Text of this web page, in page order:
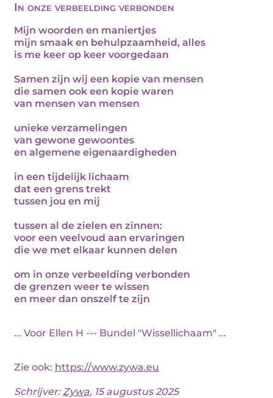
In onze verbeelding verbonden
Mijn woorden en maniertjes
mijn smaak en behulpzaamheid, alles
is me keer op keer voorgedaan
Samen zijn wij een kopie van mensen
die samen ook een kopie waren
van mensen van mensen
unieke verzamelingen
van gewone gewoontes
en algemene eigenaardigheden
in een tijdelijk lichaam
dat een grens trekt
tussen jou en mij
tussen al de zielen en zinnen:
voor een veelvoud aan ervaringen
die we met elkaar kunnen delen
om in onze verbeelding verbonden
de grenzen weer te wissen
en meer dan onszelf te zijn
... Voor Ellen H --- Bundel "Wissellichaam" ...
Zie ook: https://www.zywa.eu
Schrijver:Zywa, 15 augustus 2025